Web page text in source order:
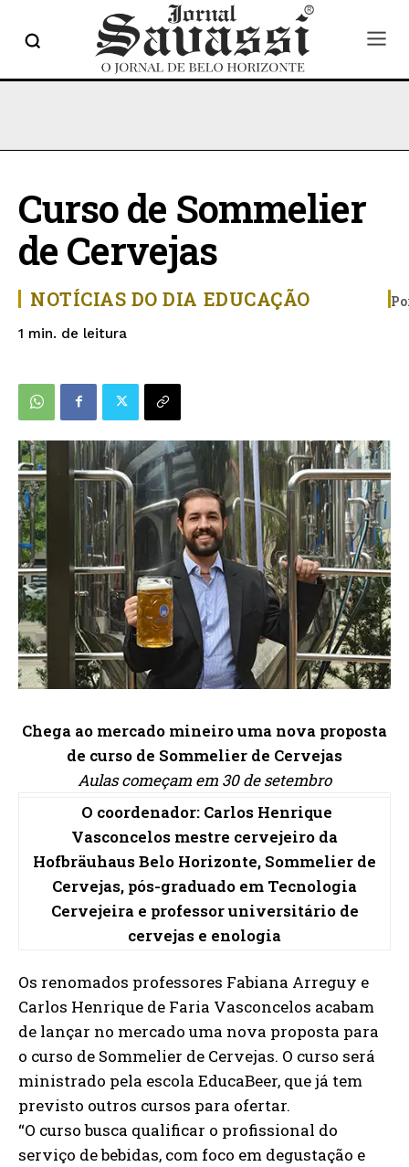
Curso de Sommelier
de Cervejas
NOTÍCIAS DO DIA EDUCAÇÃO
1 min. de leitura
Chega ao mercado mineiro uma nova proposta
de curso de Sommelier de Cervejas
Aulas começam em 30 de setembro
O coordenador: Carlos Henrique
Vasconcelos mestre cervejeiro da
Hofbräuhaus Belo Horizonte, Sommelier de
Cervejas, pós-graduado em Tecnologia
Cervejeira e professor universitário de
cervejas e enologia
Os renomados professores Fabiana Arreguy e
Carlos Henrique de Faria Vasconcelos acabam
de lançar no mercado uma nova proposta para
o curso de Sommelier de Cervejas. O curso será
ministrado pela escola EducaBeer, que já tem
previsto outros cursos para ofertar.
“O curso busca qualificar o profissional do
serviço de bebidas, com foco em degustação e